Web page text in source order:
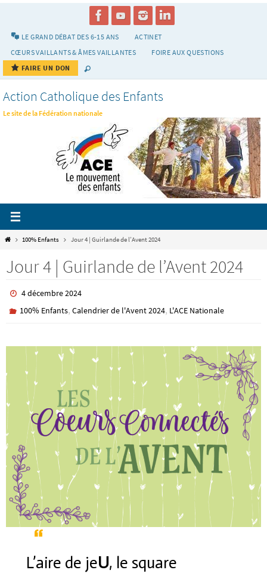
LE GRAND DÉBAT DES 6-15 ANS
ACTINET
CŒURS VAILLANTS & ÂMES VAILLANTES
FOIRE AUX QUESTIONS
FAIRE UN DON
Action Catholique des Enfants
Le site de la Fédération nationale
Home100% Enfants Jour 4 | Guirlande de l’Avent 2024
Jour 4 | Guirlande de l’Avent 2024
4 décembre 2024
100% Enfants,Calendrier de l'Avent 2024, L'ACE Nationale
L’aire de jeU, le square